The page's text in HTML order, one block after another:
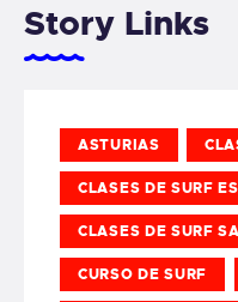
Story Links
ASTURIAS
CLASES DE SURF
CLASES DE SURF
CURSO DE SURF